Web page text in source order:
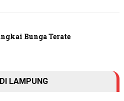
Bunga Terate
LAMPUNG